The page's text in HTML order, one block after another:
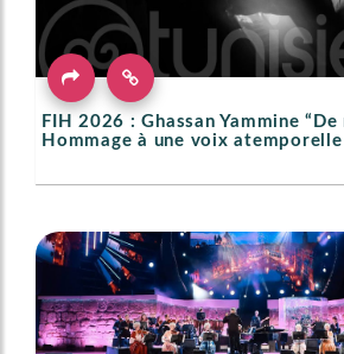
FIH 2026 : Ghassan Yammine
Hommage à une voix atemporelle